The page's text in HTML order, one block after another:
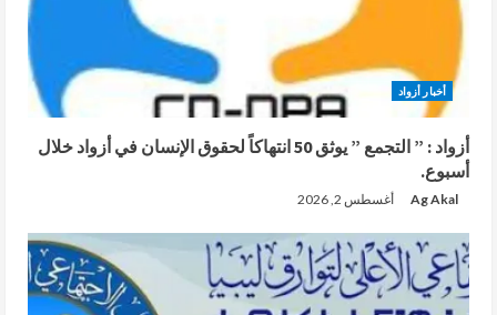
أخبار أزواد
أزواد : ” التجمع ” يوثق 50 انتهاكاً لحقوق الإنسان في أزواد خلال
أسبوع.
Ag Akal أغسطس 2, 2026